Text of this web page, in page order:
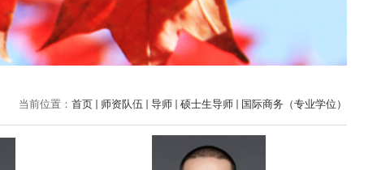
当前位置： 首页 师资队伍 导师 硕士生导师 国际商务（专业学位）